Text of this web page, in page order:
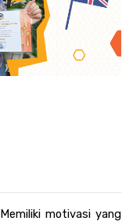
Memiliki motivasi yang